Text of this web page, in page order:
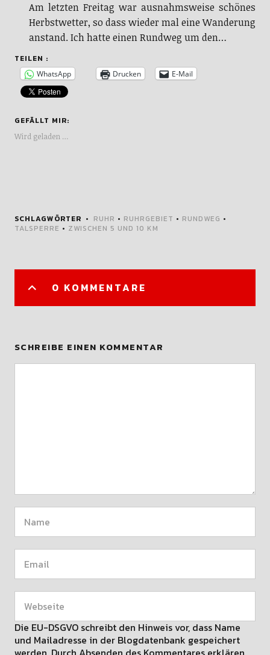
Am letzten Freitag war ausnahmsweise schönes
Herbstwetter, so dass wieder mal eine Wanderung
anstand. Ich hatte einen Rundweg um den…
TEILEN :
WhatsApp Drucken E-Mail
GEFÄLLT MIR:
Wird geladen …
SCHLAGWÖRTER RUHR • RUHRGEBIET • RUNDWEG •
TALSPERRE • ZWISCHEN 5 UND 10 KM
0 KOMMENTARE
SCHREIBE EINEN KOMMENTAR
Die EU-DSGVO schreibt den Hinweis vor, dass Name
und Mailadresse in der Blogdatenbank gespeichert